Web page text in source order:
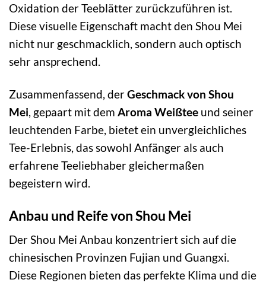
Oxidation der Teeblätter zurückzuführen ist.
Diese visuelle Eigenschaft macht den Shou Mei
nicht nur geschmacklich, sondern auch optisch
sehr ansprechend.
Zusammenfassend, derGeschmack von Shou
Mei, gepaart mit dem Aroma Weißtee und seiner
leuchtenden Farbe, bietet ein unvergleichliches
Tee-Erlebnis, das sowohl Anfänger als auch
erfahrene Teeliebhaber gleichermaßen
begeistern wird.
Anbau und Reife von Shou Mei
Der Shou Mei Anbau konzentriert sich auf die
chinesischen Provinzen Fujian und Guangxi.
Diese Regionen bieten das perfekte Klima und die